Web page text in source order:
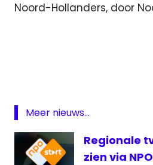
Noord-Hollanders, door
Meer nieuws...
Regionale
zien via